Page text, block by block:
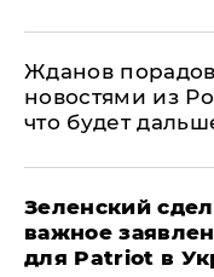
Жданов
новостями из
что будет
Зеленский
важное
для Patriot в